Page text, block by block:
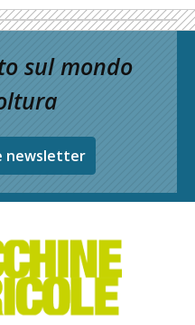
sul mondo
newsletter